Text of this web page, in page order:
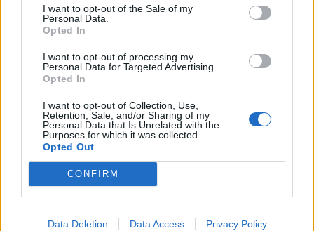
I want to opt-out of the Sale of my
Personal Data.
Opted In
I want to opt-out of processing my
Personal Data for Targeted Advertising.
Opted In
I want to opt-out of Collection, Use,
Retention, Sale, and/or Sharing of my
Personal Data that Is Unrelated with the
Purposes for which it was collected.
Opted Out
CONFIRM
Data Deletion Data Access Privacy Policy
TeclaScilladia: Buona domenica 👋🏼🍀
17 Gennaio 2021 alle ore 09:51
Elymarghe
18 Gennaio 2021 alle ore 07:53
·Ti stimo ·Rispondi
Annina81:Hai fatto bene
.. buongiornoo fratellino
😘😘😘💋💋🤗🤗
2
·Ti stimo·Rispondi